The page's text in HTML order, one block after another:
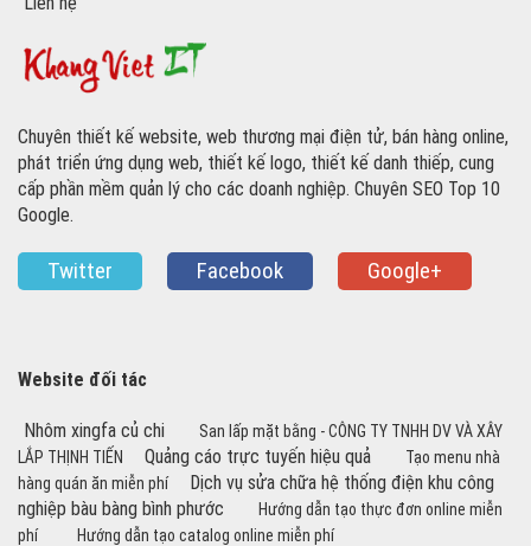
Chuyên thiết kế website, web thương mại điện tử, bán hàng online,
phát triển ứng dụng web, thiết kế logo, thiết kế danh thiếp, cung
cấp phần mềm quản lý cho các doanh nghiệp. Chuyên SEO Top 10
Google.
Twitter Facebook Google+
Website đối tác
Nhôm xingfa củ chi
San lấp mặt bằng - CÔNG TY TNHH DV VÀ XÂY
LẮP THỊNH TIẾN
Quảng cáo trực tuyến hiệu quả
Tạo menu nhà
hàng quán ăn miễn phí
Dịch vụ sửa chữa hệ thống điện khu công
nghiệp bàu bàng bình phước
Hướng dẫn tạo thực đơn online miễn
phí
Hướng dẫn tạo catalog online miễn phí